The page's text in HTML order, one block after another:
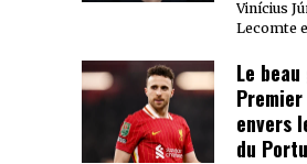
Vinícius
Lecomte
Le
envers
du